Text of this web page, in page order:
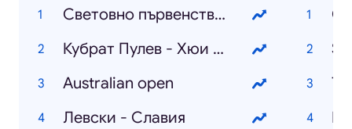
Световно първенство по футбол
Кубрат Пулев - Хюи Фюри
Australian open
Левски - Славия